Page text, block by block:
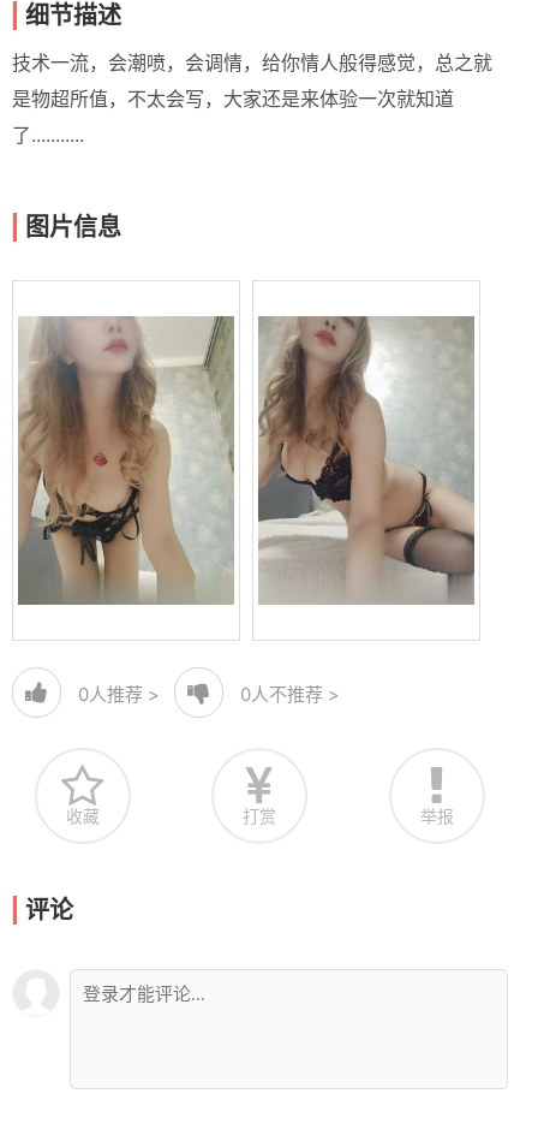
细节描述
技术一流，会潮喷，会调情，给你情人般得感觉，总之就
是物超所值，不太会写，大家还是来体验一次就知道
了...........
图片信息
0人推荐 > 0人不推荐 >
收藏 打赏 举报
评论